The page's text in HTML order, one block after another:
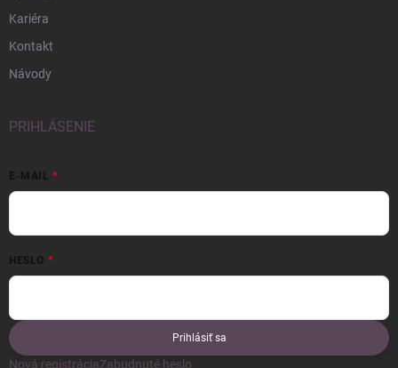
Kariéra
Kontakt
Návody
PRIHLÁSENIE
E-MAIL
HESLO
Prihlásiť sa
Nová registráciaZabudnuté heslo